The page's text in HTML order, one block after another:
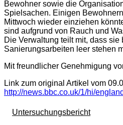
Bewohner sowie die
Spielsachen. Einigen
Mittwoch wieder einziehen
sind aufgrund von Rauch und
Die Verwaltung teilt mit, dass sie
Sanierungsarbeiten leer stehen
Mit freundlicher Genehmigung
Link zum original Artikel vom
http://news.bbc.co.uk/1/hi/
Untersuchungsbericht